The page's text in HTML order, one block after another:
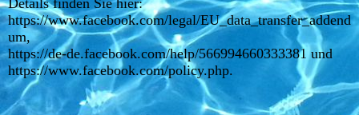
Details finden Sie hier:
https://www.facebook.com/legal/EU_data_transfer_addend
um,
https://de-de.facebook.com/help/566994660333381 und
https://www.facebook.com/policy.php.